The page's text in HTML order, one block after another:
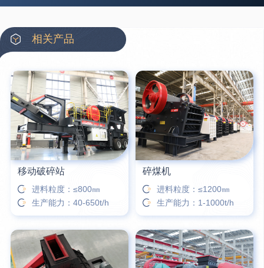
3分钟前 王先生留言：水泥厂熟料能破碎吗？推荐用什么机器？
6分钟前 姚女士留言：这款破碎机一小时产能多大？是用电的还是燃油的？
12分钟前 宋先生留言：50吨左右的制砂机大概什么价位？
16分钟前 柳先生留言：洗石英砂全套设备有哪些？
26分钟前 杨先生留言：建筑垃圾破碎机可以铁器分类吗？
相关产品
移动破碎站
进料粒度：≤800㎜
生产能力：40-650t/h
碎煤机
进料粒度：≤1200㎜
生产能力：1-1000t/h